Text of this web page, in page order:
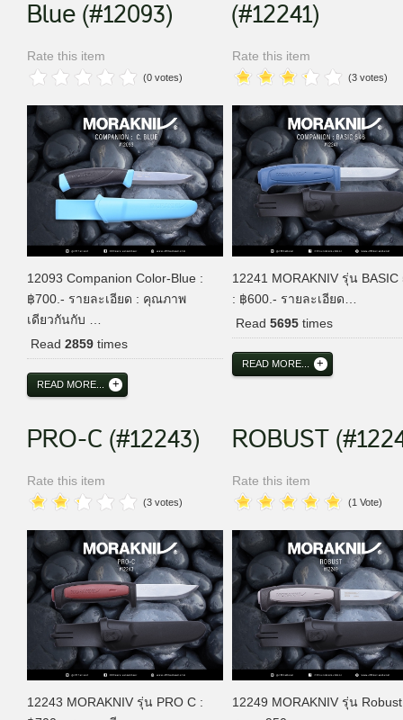
Blue (#12093)
Rate this item
(0 votes)
12093 Companion Color-Blue :
฿700.- รายละเอียด : คุณภาพ
เดียวกันกับ …
Read 2859 times
READ MORE...
(#12241)
Rate this item
(3 votes)
12241 MORAKNIV รุ่น BASIC
: ฿600.- รายละเอียด…
Read 5695times
READ MORE...
PRO-C (#12243)
Rate this item
(3 votes)
12243 MORAKNIV รุ่น PRO C :
ROBUST
Rate this item
(1 Vote)
12249 MORAKNIV รุ่น